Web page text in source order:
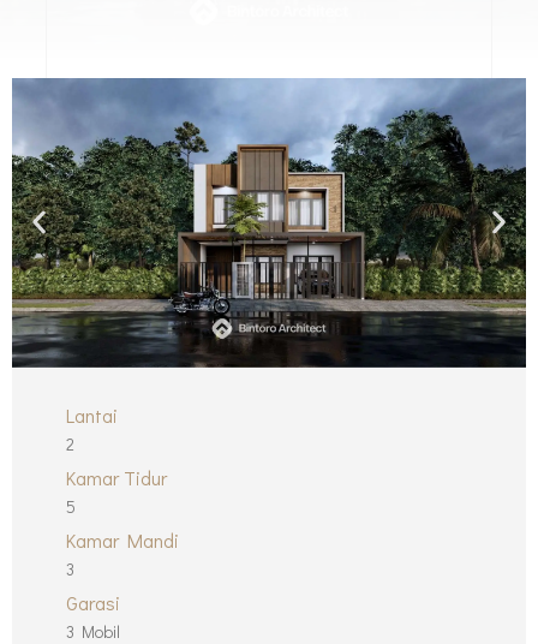
Lantai
2
Kamar Tidur
5
Kamar Mandi
3
Garasi
3 Mobil